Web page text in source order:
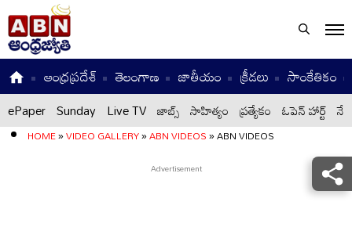
ఆంధ్రప్రదేశ్ తెలంగాణ జాతీయం క్రీడలు సాంకేతికం
ePaper Sunday Live TV జాబ్స్ సాహిత్యం ప్రత్యేకం ఓపెన్ హార్ట్
HOME»VIDEO GALLERY»ABN VIDEOS»ABN VIDEOS